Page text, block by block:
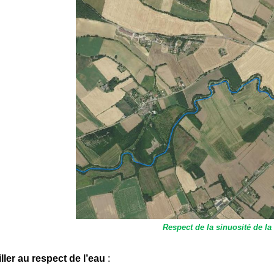
Respect de la sinuosité de la
au respect de l’eau :